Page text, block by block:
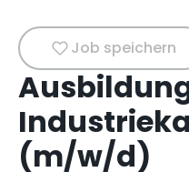
Job speichern
(m/w/d)